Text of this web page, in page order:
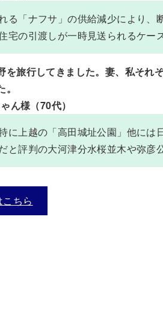
る「ナフサ」の供給減少により
宅の引渡しが一時見送られるケー
を旅行してきました。妻、私それ
ん様（70代）
に上越の「高田城址公園」他に
と評判の大河津分水桜並木や弥彦
ちら